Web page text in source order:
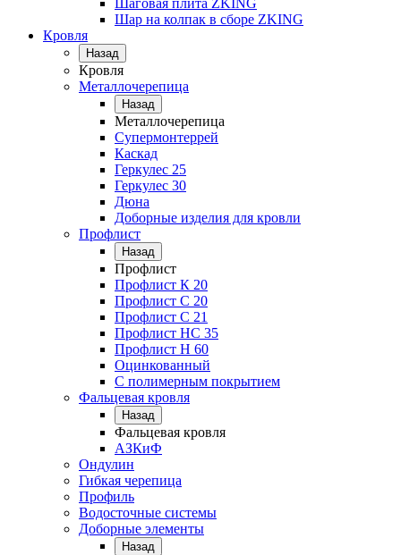
Шаговая плита ZKING
Шар на колпак в сборе ZKING
Кровля
Назад
Кровля
Металлочерепица
Назад
Металлочерепица
Супермонтеррей
Каскад
Геркулес 25
Геркулес 30
Дюна
Доборные изделия для кровли
Профлист
Назад
Профлист
Профлист К 20
Профлист С 20
Профлист C 21
Профлист НС 35
Профлист Н 60
Оцинкованный
С полимерным покрытием
Фальцевая кровля
Назад
Фальцевая кровля
АЗКиФ
Ондулин
Гибкая черепица
Профиль
Водосточные системы
Доборные элементы
Назад